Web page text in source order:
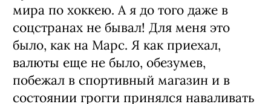
мира по хоккею. А я до того даже в
соцстранах не бывал! Для меня это
было, как на Марс. Я как приехал,
валюты еще не было, обезумев,
побежал в спортивный магазин и в
состоянии грогги принялся наваливать